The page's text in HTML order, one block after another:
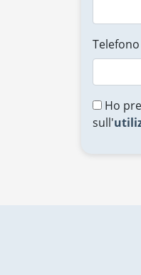
Ho
sull'